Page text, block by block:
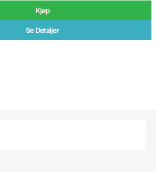
Kjøp
Se Detaljer